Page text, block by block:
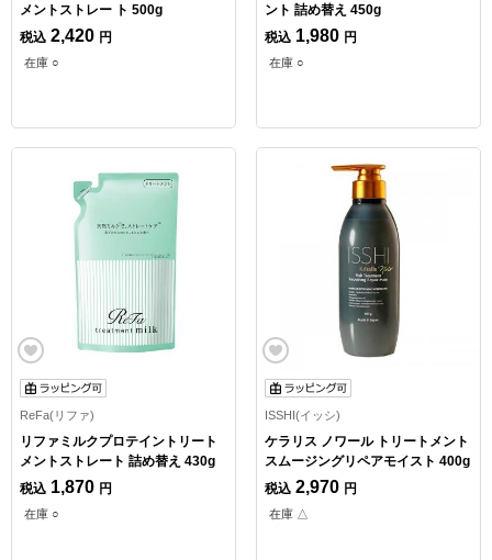
メントストレー ト 500g
税込 2,420 円
在庫 ○
ント 詰め替え 450g
税込 1,980 円
在庫 ○
ReFa(リファ)
リファミルクプロテイントリート
メントストレート 詰め替え 430g
税込 1,870 円
在庫 ○
ISSHI(イッシ)
ケラリス ノワール トリートメント
スムージングリペアモイスト 400g
税込 2,970 円
在庫 △